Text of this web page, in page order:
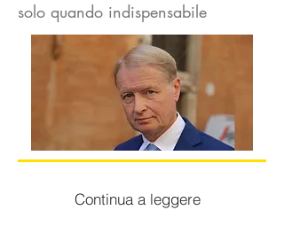
solo quando indispensabile
Continua a leggere